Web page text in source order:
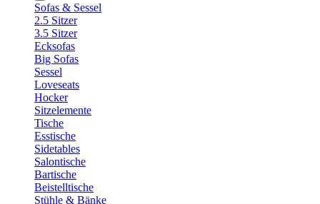
Sofas & Sessel
2.5 Sitzer
3.5 Sitzer
Ecksofas
Big Sofas
Sessel
Loveseats
Hocker
Sitzelemente
Tische
Esstische
Sidetables
Salontische
Bartische
Beistelltische
Stühle & Bänke